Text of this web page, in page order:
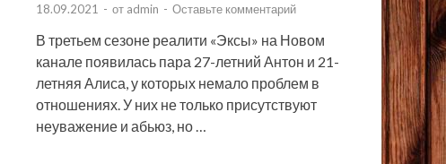
18.09.2021 - от admin - Оставьте комментарий
В третьем сезоне реалити «Эксы» на Новом
канале появилась пара 27-летний Антон и 21-
летняя Алиса, у которых немало проблем в
отношениях. У них не только присутствуют
неуважение и абьюз, но …